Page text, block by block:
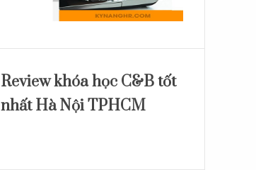
Review khóa học C&B tốt
nhất Hà Nội TPHCM